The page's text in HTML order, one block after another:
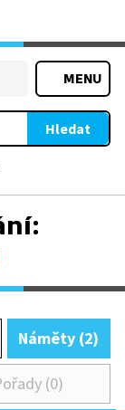
MENU
Hledat
Náměty (2)
(0)